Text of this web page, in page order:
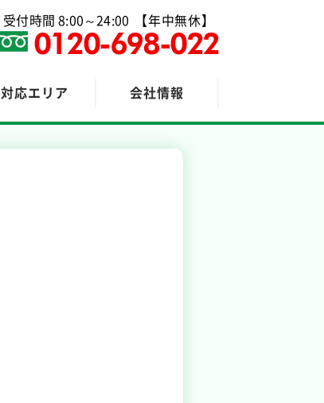
受付時間 8:00～24:00 【年中無休】
0120-698-022
対応エリア 会社情報